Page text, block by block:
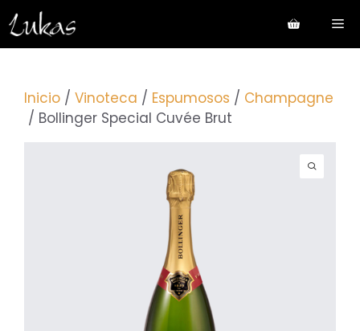
Saltar
al
contenido
Inicio / Vinoteca / Espumosos / Champagne
/ Bollinger Special Cuvée Brut